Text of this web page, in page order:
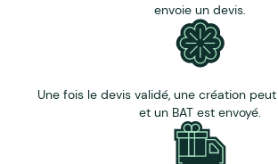
envoie un devis.
Une fois le devis validé, une création
et un BAT est envoyé.